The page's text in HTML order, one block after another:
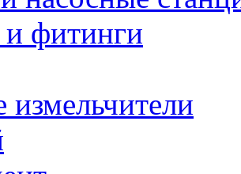
фитинги
измельчители